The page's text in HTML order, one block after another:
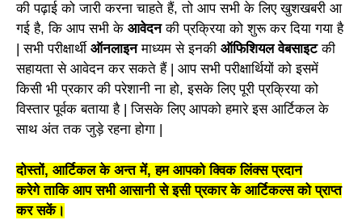
की पढ़ाई को जारी करना चाहते हैं, तो आप सभी के लिए खुशखबरी आ
गई है, कि आप सभी के आवेदनकी प्रक्रिया को शुरू कर दिया गया है
| सभी परीक्षार्थी ऑनलाइनमाध्यम से इनकी ऑफिशियल वेबसाइटकी
सहायता से आवेदन कर सकते हैं | आप सभी परीक्षार्थियों को इसमें
किसी भी प्रकार की परेशानी ना हो, इसके लिए पूरी प्रक्रिया को
विस्तार पूर्वक बताया है | जिसके लिए आपको हमारे इस आर्टिकल के
साथ अंत तक जुड़े रहना होगा |
दोस्तों, आर्टिकल के अन्त में, हम आपको क्विक लिंक्स प्रदान
करेगे ताकि आप सभी आसानी से इसी प्रकार के आर्टिकल्स को प्राप्त
कर सकें।